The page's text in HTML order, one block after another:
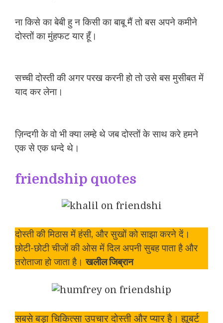
ना किसे का बेबी हु न किसी का बाबू मैं तो बस अपने कमीने
दोस्तों का मुंहफट यार हूँ।
सच्ची दोस्ती की अगर परख करनी हो तो उसे बस मुसीबत में
याद कर लेना।
ज़िन्दगी के वो भी क्या लम्हे थे जब दोस्तों के साथ करे हमने
एक से एक धन्दे थे।
friendship quotes
दोस्ती की मिठास में हंसी, और सुखों को साझा करने दें।
छोटी-छोटी चीजों की ओस में दिल अपनी सुबह पाता है और
तरोताजा हो जाता है।खलील जिब्रान
सबसे बड़ा चिकित्सा उपचार दोस्ती और प्यार है। ह्यूबर्ट